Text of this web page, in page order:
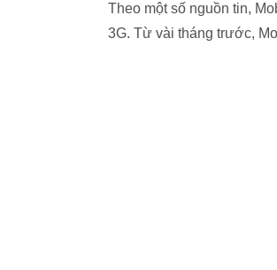
Theo một số nguồn tin,
3G. Từ vài tháng trước,